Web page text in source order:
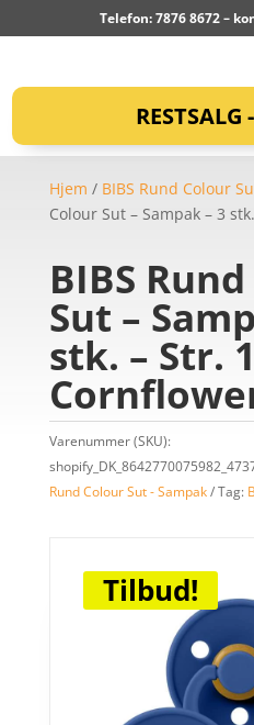
Telefon: 7876 8672 –
RESTSALG
Hjem / BIBS Rund Colour
Colour Sut – Sampak – 3
BIBS
Sut –
stk. – Str.
Varenummer (SKU):
Rund Colour Sut - Sampak
Tag:
Tilbud!